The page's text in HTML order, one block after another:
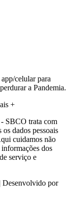
celular para
a Pandemia.
+
SBCO trata com
dados pessoais
cuidamos não
informações dos
serviço e
Desenvolvido por